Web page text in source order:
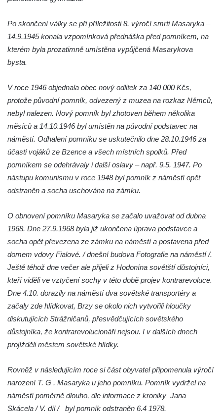
Socha svatého Jana Nepomuckého Na
Sadech u Mlýnské stoky v Českých
Budějovicích
Socha svatého Zachariáše na nádvoří
kláštera dominikánů v Českých
Budějovicích
Socha svatého Josefa na nádvoří kláštera
dominikánů v Českých Budějovicích
dominikánů v Českých Budějovicích
Socha svatého Dominika na nádvoří
kláštera dominikánů v Českých
Budějovicích
Socha svatého Václava u pramene v
Semilech
Pamětní deska Tomáše Garrigue Masaryka
Pamětní deska na biskupské rezidenci v
Českých Budějovicích
Pamětní deska Josefa Hloucha na
biskupské rezidenci v Českých
Po skončení války se při příležitosti 8. výročí smrti Masaryka –
14.9.1945 konala vzpomínková přednáška před pomníkem, na
kterém byla prozatimně umístěna vypůjčená Masarykova
bysta.
V roce 1946 objednala obec nový odlitek za 140 000 Kčs,
protože původní pomník, odvezený z muzea na rozkaz Němců,
nebyl nalezen. Nový pomník byl zhotoven během několika
měsíců a 14.10.1946 byl umístěn na původní podstavec na
náměstí. Odhalení pomníku se uskutečnilo dne 28.10.1946 za
účasti vojáků ze Bzence a všech místních spolků. Před
pomníkem se odehrávaly i další oslavy – např. 9.5. 1947. Po
nástupu komunismu v roce 1948 byl pomník z náměstí opět
odstraněn a socha uschována na zámku.
O obnovení pomníku Masaryka se začalo uvažovat od dubna
1968. Dne 27.9.1968 byla již ukončena úprava podstavce a
socha opět převezena ze zámku na náměstí a postavena před
domem vdovy Fialové. / dnešní budova Fotografie na náměstí /.
Ještě téhož dne večer ale přijeli z Hodonína sovětští důstojníci,
kteří viděli ve vztyčení sochy v této době projev kontrarevoluce.
Dne 4.10. dorazily na náměstí dva sovětské transportéry a
začaly zde hlídkovat, Brzy se okolo nich vytvořili hloučky
diskutujících Strážničanů, přesvědčujících sovětského
důstojníka, že kontrarevolucionáři nejsou. I v dalších dnech
projížděli městem sovětské hlídky.
Rovněž v následujícím roce si část obyvatel připomenula výročí
narození T. G . Masaryka u jeho pomníku. Pomník vydržel na
náměstí poměrně dlouho, dle informace z kroniky Jana
Skácela / V. díl / byl pomník odstraněn 6.4 1978.